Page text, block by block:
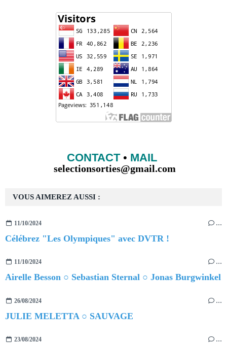
VOUS AIMEREZ AUSSI :
11/10/2024 …
Célébrez "Les Olympiques" avec DVTR !
11/10/2024 …
Airelle Besson ○ Sebastian Sternal ○ Jonas Burgwinkel
26/08/2024 …
JULIE MELETTA ○ SAUVAGE
23/08/2024 …
CONTACT• MAIL
selectionsorties@gmail.com